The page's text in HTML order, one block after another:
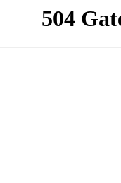
504